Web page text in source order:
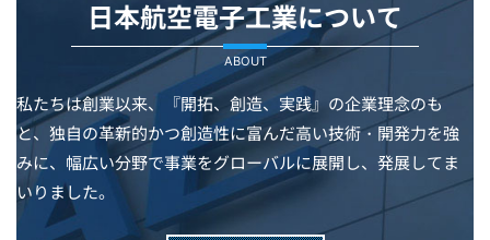
日本航空電子工業について
ABOUT
私たちは創業以来、『開拓、創造、実践』の企業理念のも
と、独自の革新的かつ創造性に富んだ高い技術・開発力を強
みに、幅広い分野で事業をグローバルに展開し、発展してま
いりました。